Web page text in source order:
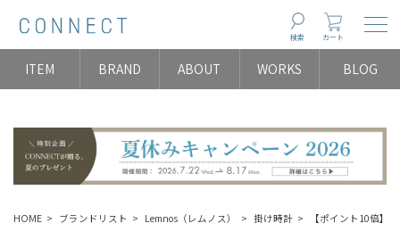
検索 カート
ITEM BRAND ABOUT WORKS BLOG
HOME ブランドリスト Lemnos（レムノス） 掛け時計 【ポイント10倍】